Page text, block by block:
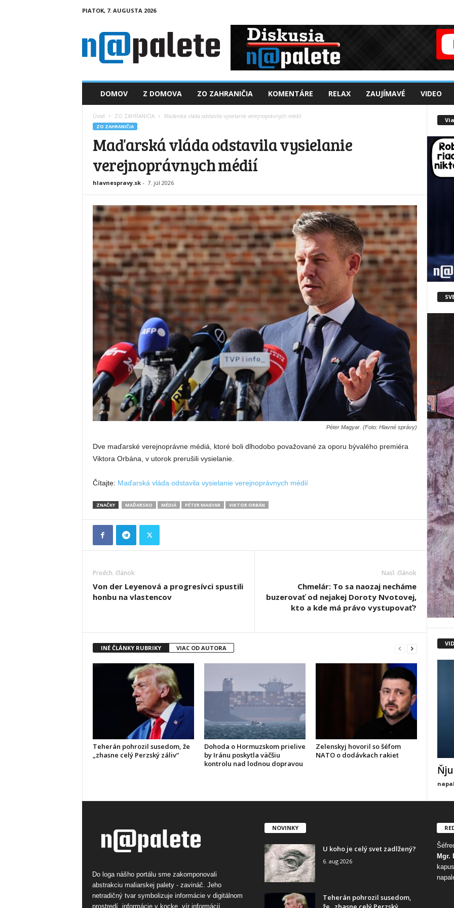
PIATOK, 7. AUGUSTA 2026
a
DOMOV Z DOMOVA ZO ZAHRANIČIA KOMENTÁRE RELAX ZAUJÍMAVÉ VIDEO
Úvod ZO ZAHRANIČIA Maďarská vláda odstavila vysielanie verejnoprávnych médií
ZO ZAHRANIČIA
Maďarská vláda odstavila vysielanie
verejnoprávnych médií
hlavnespravy.sk- 7. júl 2026
Péter Magyar. (Foto: Hlavné správy)
Dve maďarské verejnoprávne médiá, ktoré boli dlhodobo považované za oporu bývalého premiéra
Viktora Orbána, v utorok prerušili vysielanie.
Čítajte: Maďarská vláda odstavila vysielanie verejnoprávnych médií
ZNAČKY MAĎARSKO MÉDIÁ PÉTER MAGYAR VIKTOR ORBÁN
Predch. článok
Von der Leyenová a progresívci spustili
honbu na vlastencov
Nasl. článok
Chmelár: To sa naozaj necháme
buzerovať od nejakej Doroty Nvotovej,
kto a kde má právo vystupovať?
INÉ ČLÁNKY RUBRIKY VIAC OD AUTORA
Teherán pohrozil susedom, že
„zhasne celý Perzský záliv“
Dohoda o Hormuzskom prielive
by Iránu poskytla väčšiu
kontrolu nad lodnou dopravou
Zelenskyj hovoril so šéfom
NATO o dodávkach rakiet
Do loga nášho portálu sme zakomponovali
abstrakciu maliarskej palety - zavináč. Jeho
netradičný tvar symbolizuje informácie v digitálnom
prostredí, informácie v kocke, vír informácií.
NOVINKY
U koho je celý svet zadlžený?
6. aug 2026
Teherán pohrozil susedom,
Mgr.